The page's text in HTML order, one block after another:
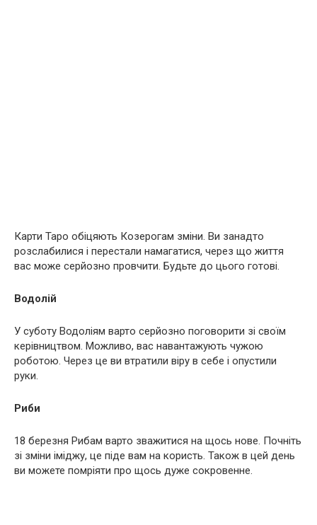
Карти Таро обіцяють Козерогам зміни. Ви занадто
розслабилися і перестали намагатися, через що життя
вас може серйозно провчити. Будьте до цього готові.
Водолій
У суботу Водоліям варто серйозно поговорити зі своїм
керівництвом. Можливо, вас навантажують чужою
роботою. Через це ви втратили віру в себе і опустили
руки.
Риби
18 березня Рибам варто зважитися на щось нове. Почніть
зі зміни іміджу, це піде вам на користь. Також в цей день
ви можете помріяти про щось дуже сокровенне.